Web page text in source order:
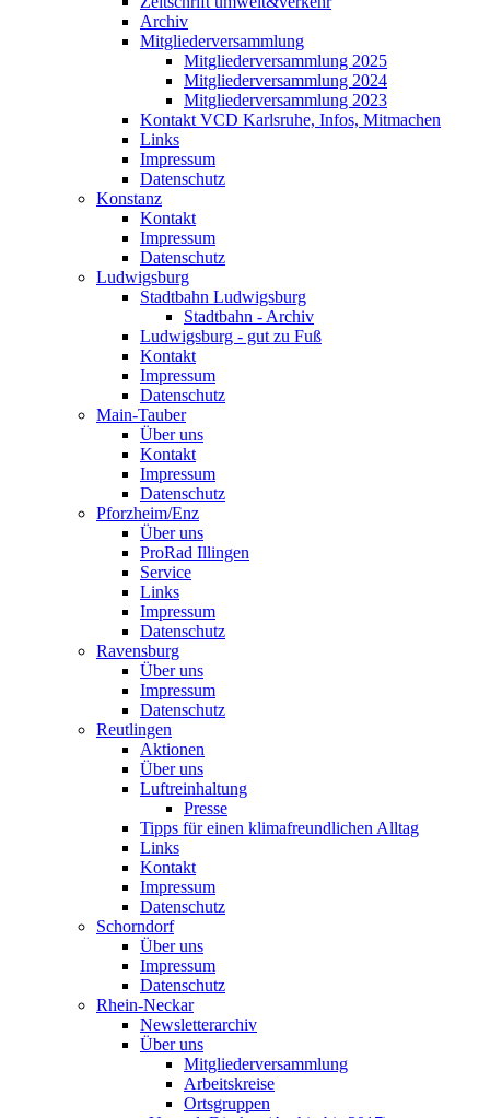
Archiv
Mitgliederversammlung
Mitgliederversammlung 2025
Mitgliederversammlung 2024
Mitgliederversammlung 2023
Kontakt VCD Karlsruhe, Infos, Mitmachen
Links
Impressum
Datenschutz
Konstanz
Kontakt
Impressum
Datenschutz
Ludwigsburg
Stadtbahn Ludwigsburg
Stadtbahn - Archiv
Ludwigsburg - gut zu Fuß
Kontakt
Impressum
Datenschutz
Main-Tauber
Über uns
Kontakt
Impressum
Datenschutz
Pforzheim/Enz
Über uns
ProRad Illingen
Service
Links
Impressum
Datenschutz
Ravensburg
Über uns
Impressum
Datenschutz
Reutlingen
Aktionen
Über uns
Luftreinhaltung
Presse
Tipps für einen klimafreundlichen Alltag
Links
Kontakt
Impressum
Datenschutz
Schorndorf
Über uns
Impressum
Datenschutz
Rhein-Neckar
Newsletterarchiv
Über uns
Mitgliederversammlung
Arbeitskreise
Ortsgruppen